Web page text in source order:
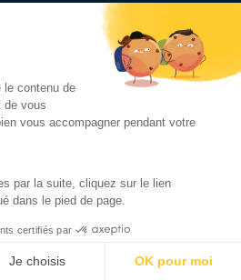
le contenu de
de vous
vous accompagner pendant votre
par la suite, cliquez sur le lien
dans le pied de page.
certifiés par
Je choisis OK pour moi